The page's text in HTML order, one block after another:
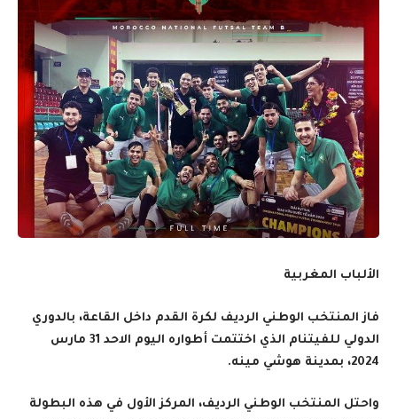
الألباب المغربية
فاز المنتخب الوطني الرديف لكرة القدم داخل القاعة، بالدوري
الدولي للفيتنام الذي اختتمت أطواره اليوم الاحد 31 مارس
2024، بمدينة هوشي مينه.
واحتل المنتخب الوطني الرديف، المركز الأول في هذه البطولة